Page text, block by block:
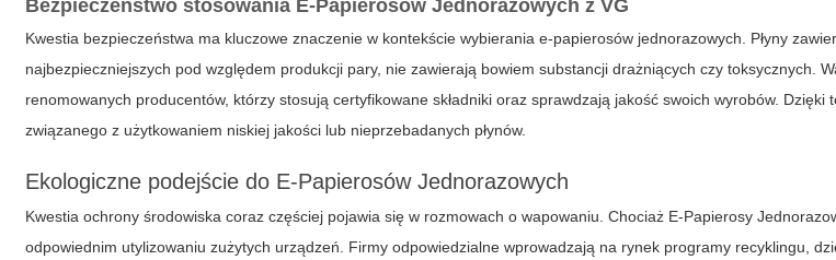
Bezpieczeństwo stosowania E-Papierosów Jednorazowych z VG
Kwestia bezpieczeństwa ma kluczowe znaczenie w kontekście wybierania e-papierosów jednorazowych. Płyny
najbezpieczniejszych pod względem produkcji pary, nie zawierają bowiem substancji drażniących czy toksycznych.
renomowanych producentów, którzy stosują certyfikowane składniki oraz sprawdzają jakość swoich wyrobów. Dzięki
związanego z użytkowaniem niskiej jakości lub nieprzebadanych płynów.
Ekologiczne podejście do E-Papierosów Jednorazowych
Kwestia ochrony środowiska coraz częściej pojawia się w rozmowach o wapowaniu. Chociaż E-Papierosy
odpowiednim utylizowaniu zużytych urządzeń. Firmy odpowiedzialne wprowadzają na rynek programy recyklingu,